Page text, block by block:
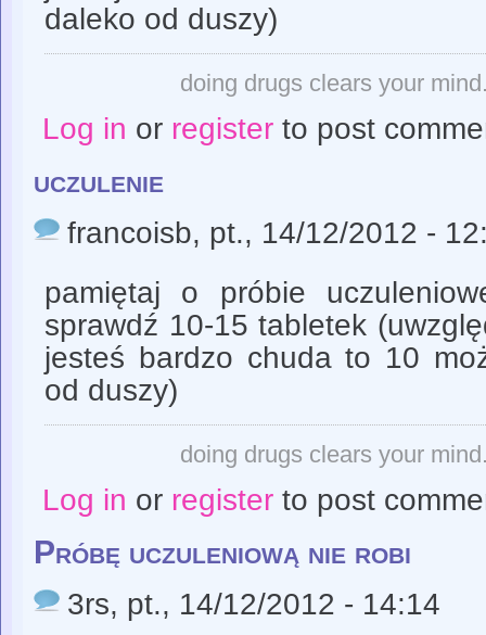
daleko od duszy)
doing drugs clears your
Log in or registerto post
uczulenie
francoisb, pt., 14/12/2012 -
pamiętaj o próbie
sprawdź 10-15 tabletek
jesteś bardzo chuda to 10
od duszy)
doing drugs clears your
Log in or registerto post
Próbę uczuleniową nie robi
3rs, pt., 14/12/2012 - 14:14